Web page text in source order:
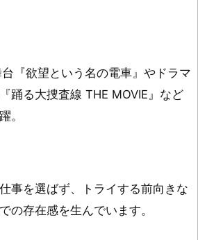
『欲望という名の電車』やドラマ
踊る大捜査線 THE MOVIE』など
。
事を選ばず、トライする前向きな
の存在感を生んでいます。